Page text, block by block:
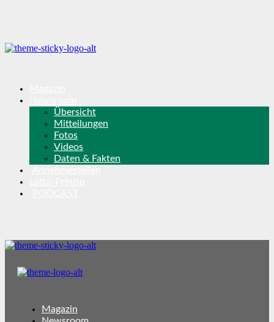
Übersicht
Mitteilungen
Fotos
Videos
Daten & Fakten
Magazin